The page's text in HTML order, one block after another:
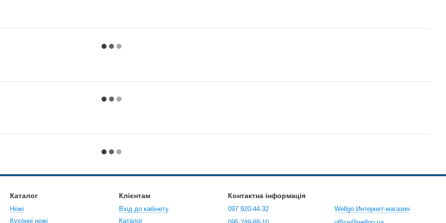
Каталог
Ножі
Кухонні ножі
Клієнтам
Вхід до кабінету
Каталог
Контактна інформація
097 920-44-32
Wellgo Интернет-магазин